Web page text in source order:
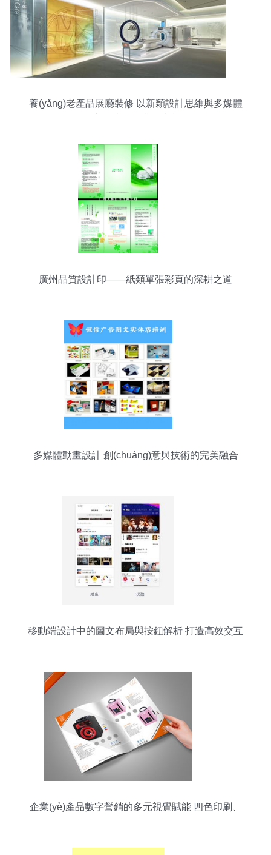
養(yǎng)老產品展廳裝修 以新穎設計思維與多媒體
廣州品質設計印——紙類單張彩頁的深耕之道
多媒體動畫設計 創(chuàng)意與技術的完美融合
移動端設計中的圖文布局與按鈕解析 打造高效交互
企業(yè)產品數字營銷的多元視覺賦能 四色印刷、